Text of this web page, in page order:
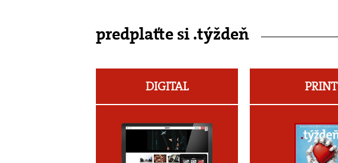
predplaťte si .týždeň
DIGITAL PRINT